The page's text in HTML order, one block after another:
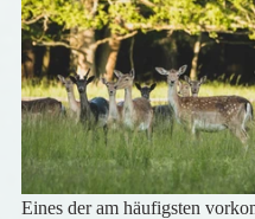
Eines der am häufigsten